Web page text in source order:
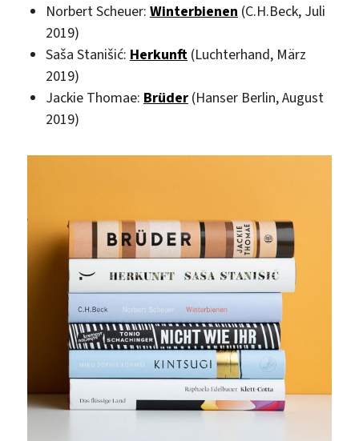
Norbert Scheuer: Winterbienen (C.H.Beck, Juli
2019)
Saša Stanišić: Herkunft(Luchterhand, März
2019)
Jackie Thomae: Brüder(Hanser Berlin, August
2019)